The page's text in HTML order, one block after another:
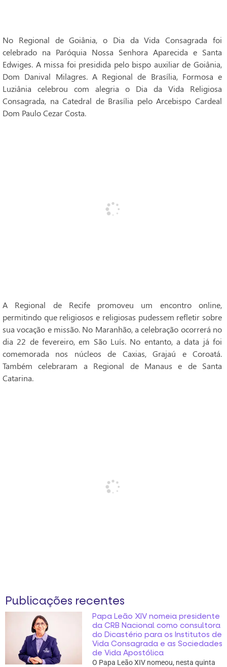
No Regional de Goiânia, o Dia da Vida Consagrada foi
celebrado na Paróquia Nossa Senhora Aparecida e Santa
Edwiges. A missa foi presidida pelo bispo auxiliar de Goiânia,
Dom Danival Milagres. A Regional de Brasília, Formosa e
Luziânia celebrou com alegria o Dia da Vida Religiosa
Consagrada, na Catedral de Brasília pelo Arcebispo Cardeal
Dom Paulo Cezar Costa.
A Regional de Recife promoveu um encontro online,
permitindo que religiosos e religiosas pudessem refletir sobre
sua vocação e missão. No Maranhão, a celebração ocorrerá no
dia 22 de fevereiro, em São Luís. No entanto, a data já foi
comemorada nos núcleos de Caxias, Grajaú e Coroatá.
Também celebraram a Regional de Manaus e de Santa
Catarina.
Publicações recentes
Papa Leão XIV nomeia presidente
da CRB Nacional como consultora
do Dicastério para os Institutos de
Vida Consagrada e as Sociedades
de Vida Apostólica
O Papa Leão XIV nomeou, nesta quinta